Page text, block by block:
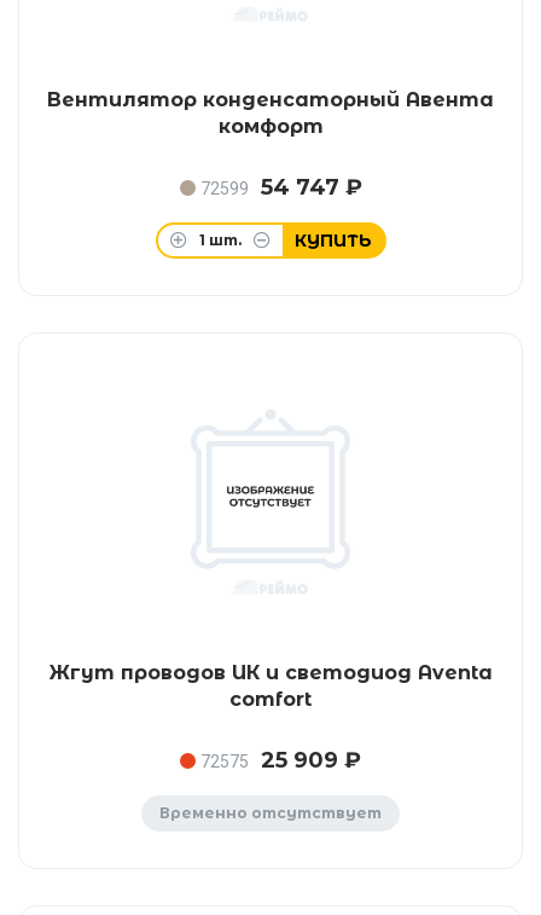
Вентилятор конденсаторный Авента
комфорт
72599 54 747 ₽
1 шт. КУПИТЬ
Жгут проводов ИК и светодиод Aventa
comfort
72575 25 909 ₽
Временно отсутствует